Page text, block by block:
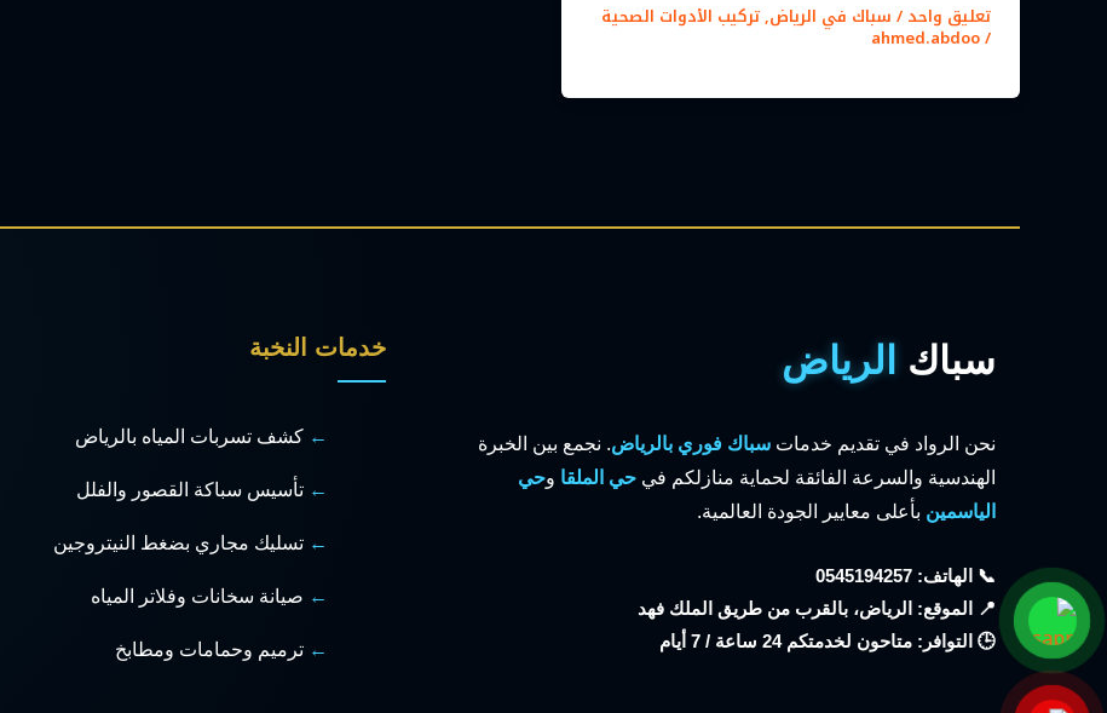
تعليق واحد / سباك في الرياض,تركيب الأدوات الصحية
/
ahmed.abdoo
سباك الرياض
نحن الرواد في تقديم خدمات سباك فوري بالرياض. نجمع بين الخبرة
الهندسية والسرعة الفائقة لحماية منازلكم في حي الملقا وحي
الياسمين بأعلى معايير الجودة العالمية.
📞 الهاتف: 0545194257
📍 الموقع: الرياض، بالقرب من طريق الملك فهد
🕒 التوافر: متاحون لخدمتكم 24 ساعة / 7 أيام
خدمات النخبة
كشف تسربات المياه بالرياض
تأسيس سباكة القصور والفلل
تسليك مجاري بضغط النيتروجين
صيانة سخانات وفلاتر المياه
ترميم وحمامات ومطابخ